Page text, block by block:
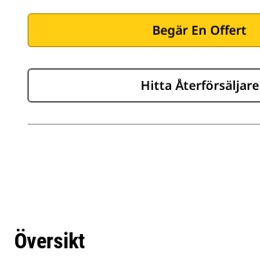
Begär En Offert
Hitta Återförsäljare
Översikt